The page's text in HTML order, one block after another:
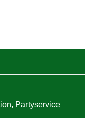
, Partyservice